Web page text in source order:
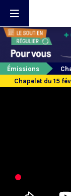
Émissions
Chapelet du 15